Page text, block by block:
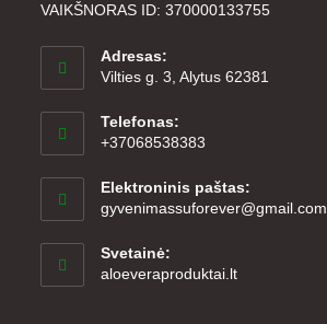
VAIKŠNORAS ID: 370000133755
Adresas:
Vilties g. 3, Alytus 62381
Telefonas:
+37068538383
Elektroninis paštas:
gyvenimassuforever@gmail.com
Svetainė:
aloeveraproduktai.lt